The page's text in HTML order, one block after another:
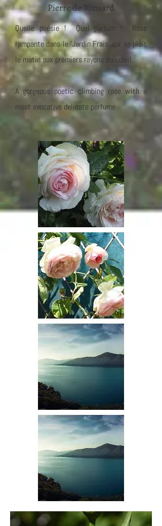
Pierre de Ronsard
Quelle poésie ! Quel parfum ! Rose
rampante dans le 'Jardin Frais' qui se plaît
le matin aux premiers rayons du soleil.
A gorgeous poetic climbing rose with a
most evocative delicate perfume.